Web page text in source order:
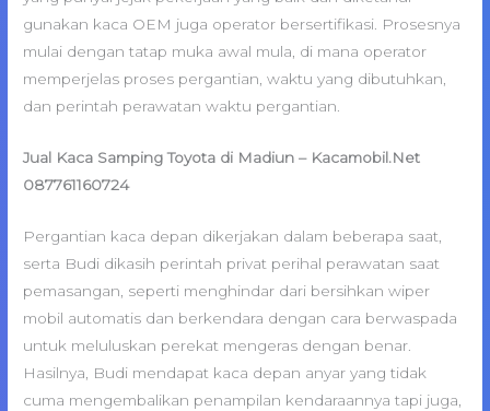
gunakan kaca OEM juga operator bersertifikasi. Prosesnya
mulai dengan tatap muka awal mula, di mana operator
memperjelas proses pergantian, waktu yang dibutuhkan,
dan perintah perawatan waktu pergantian.
Jual Kaca Samping Toyota di Madiun – Kacamobil.Net
087761160724
Pergantian kaca depan dikerjakan dalam beberapa saat,
serta Budi dikasih perintah privat perihal perawatan saat
pemasangan, seperti menghindar dari bersihkan wiper
mobil automatis dan berkendara dengan cara berwaspada
untuk meluluskan perekat mengeras dengan benar.
Hasilnya, Budi mendapat kaca depan anyar yang tidak
cuma mengembalikan penampilan kendaraannya tapi juga,